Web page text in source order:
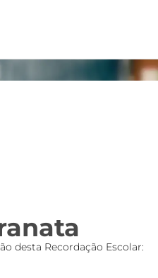
desta Recordação Escolar: